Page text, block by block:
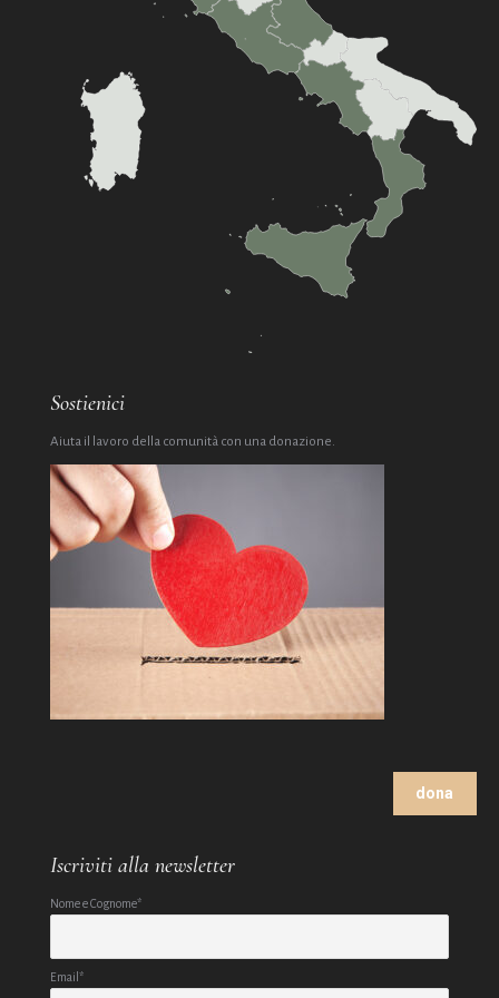
Sostienici
Aiuta il lavoro della comunità con una donazione.
dona
Iscriviti alla newsletter
Nome e Cognome*
Email*